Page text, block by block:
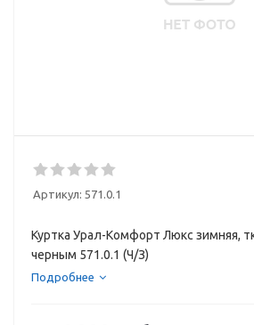
Артикул: 571.0.1
Куртка Урал-Комфорт Люкс зимняя,
черным 571.0.1 (Ч/З)
Подробнее